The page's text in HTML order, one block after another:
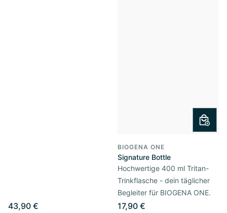
43,90 €
BIOGENA ONE
Signature Bottle
Hochwertige 400 ml Tritan-
Trinkflasche - dein täglicher
Begleiter für BIOGENA ONE.
17,90 €